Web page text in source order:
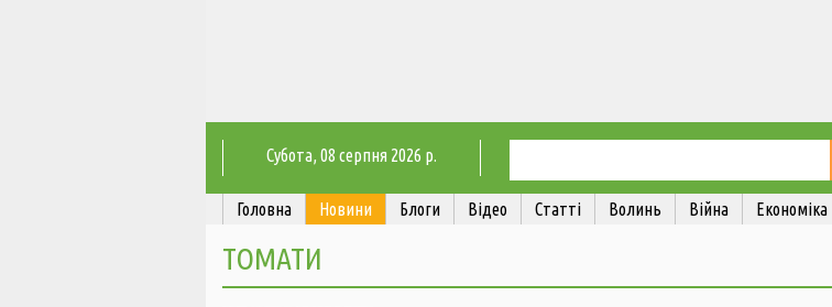
Субота, 08 серпня 2026 р.
Головна Новини Блоги Відео Статті Волинь Війна Економіка
ТОМАТИ